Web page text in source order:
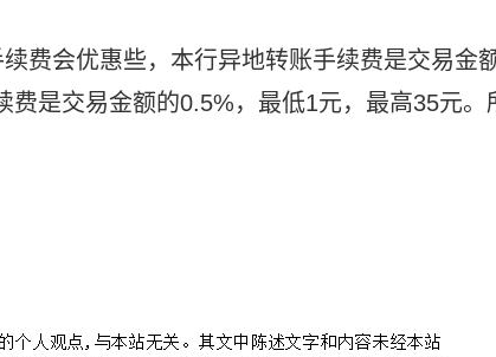
费会优惠些，本行异地转账手续费是交易金
费是交易金额的0.5%，最低1元，最高35元